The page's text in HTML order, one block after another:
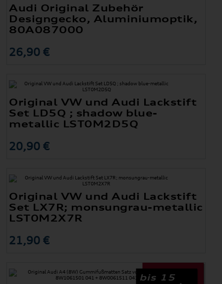
Audi Original Zubehör
Designgecko, Aluminiumoptik,
80A087000
26,90 €
Original VW und Audi Lackstift
Set LD5Q ; shadow blue-
metallic LST0M2D5Q
20,90 €
Original VW und Audi Lackstift
Set LX7R; monsungrau-metallic
LST0M2X7R
21,90 €
bis 15